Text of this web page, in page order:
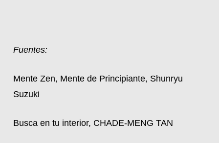
Fuentes:
Mente Zen, Mente de Principiante, Shunryu
Suzuki
Busca en tu interior, CHADE-MENG TAN